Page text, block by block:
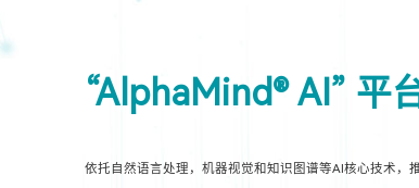
“AlphaMind® AI” 平
依托自然语言处理，机器视觉和知识图谱等AI核心技术，